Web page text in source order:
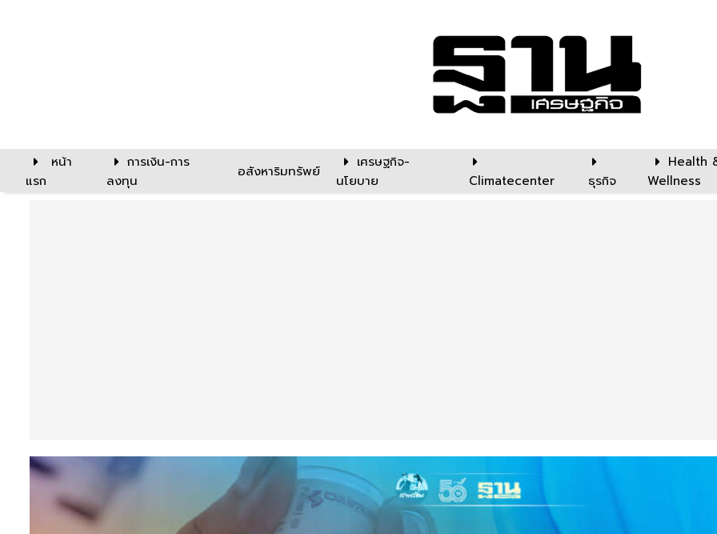
หน้า
แรก
การเงิน-การ
ลงทุน
อสังหาริมทรัพย์
เศรษฐกิจ-
นโยบาย
Climatecenter ธุรกิจ
Health
Wellness